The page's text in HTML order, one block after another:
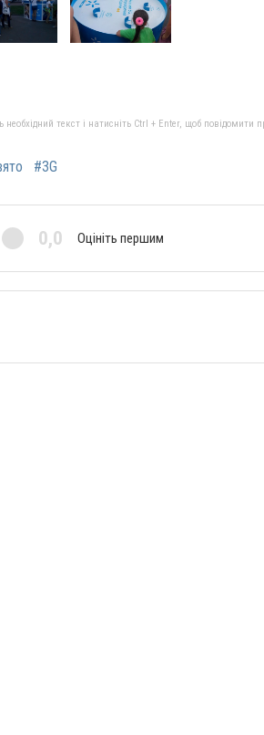
текст і натисніть Ctrl + Enter, щоб повідомити
#3G
0,0 Оцініть першим